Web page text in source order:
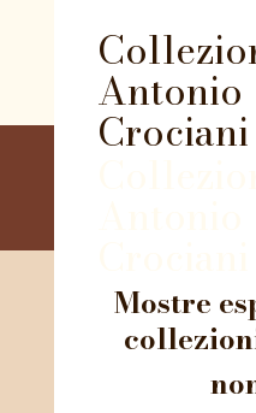
Antonio
Mostre